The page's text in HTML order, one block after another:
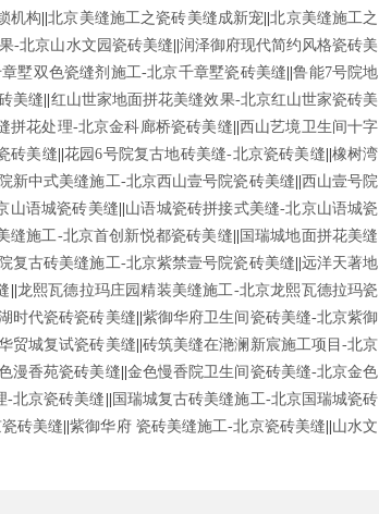
机构 ||北京美缝施工之瓷砖美缝成新宠 ||北京美缝施工之
-北京山水文园瓷砖美缝 润泽御府现代简约风格瓷砖美
墅双色瓷缝剂施工-北京千章墅瓷砖美缝 ||鲁能7号院地
美缝 红山世家地面拼花美缝效果-北京红山世家瓷砖美
拼花处理-北京金科廊桥瓷砖美缝 西山艺境卫生间十字
砖美缝 花园6号院复古地砖美缝-北京瓷砖美缝 橡树湾
新中式美缝施工-北京西山壹号院瓷砖美缝 西山壹号院
山语城瓷砖美缝 山语城瓷砖拼接式美缝-北京山语城瓷
缝施工-北京首创新悦都瓷砖美缝
国瑞城地面拼花美缝
复古砖美缝施工-北京紫禁壹号院瓷砖美缝 远洋天著地
龙熙瓦德拉玛庄园精装美缝施工-北京龙熙瓦德拉玛瓷
时代瓷砖瓷砖美缝 紫御华府卫生间瓷砖美缝-北京紫御
贸城复试瓷砖美缝 砖筑美缝在滟澜新宸施工项目-北京
漫香苑瓷砖美缝 金色慢香院卫生间瓷砖美缝-北京金色
-北京瓷砖美缝
国瑞城复古砖美缝施工-北京国瑞城瓷砖
砖美缝 ||紫御华府 瓷砖美缝施工-北京瓷砖美缝 山水文